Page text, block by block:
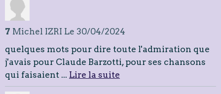
7 Michel IZRI Le 30/04/2024
quelques mots pour dire toute l'admiration que
j'avais pour Claude Barzotti, pour ses chansons
qui faisaient ... Lire la suite